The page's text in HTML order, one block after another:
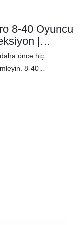
8-40 Oyuncu
|
önce hiç
8-40